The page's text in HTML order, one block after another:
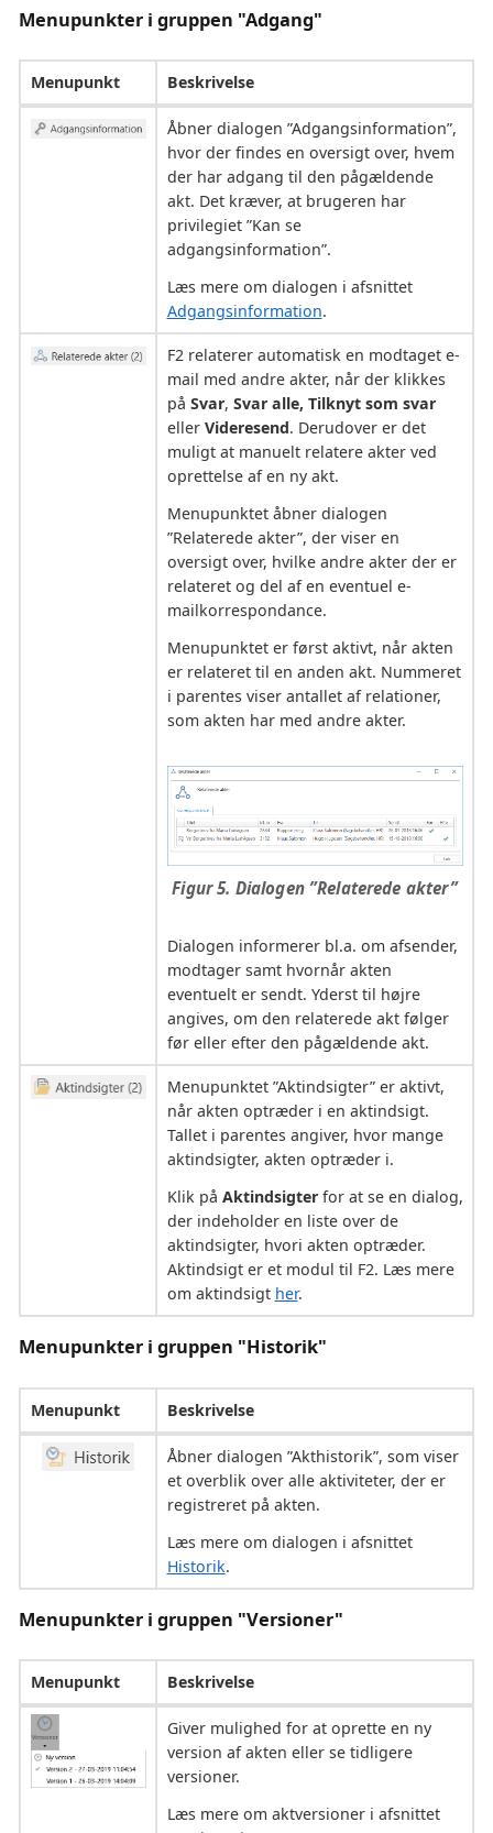
Menupunkter i gruppen "Adgang"
Menupunkt Beskrivelse
Åbner dialogen ”Adgangsinformation”,
hvor der findes en oversigt over, hvem
der har adgang til den pågældende
akt. Det kræver, at brugeren har
privilegiet ”Kan se
adgangsinformation”.
Læs mere om dialogen i afsnittet
Adgangsinformation.
F2 relaterer automatisk en modtaget e-
mail med andre akter, når der klikkes
på Svar, Svar alle, Tilknyt som svar
eller Videresend. Derudover er det
muligt at manuelt relatere akter ved
oprettelse af en ny akt.
Menupunktet åbner dialogen
”Relaterede akter”, der viser en
oversigt over, hvilke andre akter der er
relateret og del af en eventuel e-
mailkorrespondance.
Menupunktet er først aktivt, når akten
er relateret til en anden akt. Nummeret
i parentes viser antallet af relationer,
som akten har med andre akter.
Figur 5. Dialogen ”Relaterede akter”
Dialogen informerer bl.a. om afsender,
modtager samt hvornår akten
eventuelt er sendt. Yderst til højre
angives, om den relaterede akt følger
før eller efter den pågældende akt.
Menupunktet ”Aktindsigter” er aktivt,
når akten optræder i en aktindsigt.
Tallet i parentes angiver, hvor mange
aktindsigter, akten optræder i.
Klik på Aktindsigterfor at se en dialog,
der indeholder en liste over de
aktindsigter, hvori akten optræder.
Aktindsigt er et modul til F2. Læs mere
om aktindsigt her.
Menupunkter i gruppen "Historik"
Menupunkt Beskrivelse
Åbner dialogen ”Akthistorik”, som viser
et overblik over alle aktiviteter, der er
registreret på akten.
Læs mere om dialogen i afsnittet
Historik.
Menupunkter i gruppen "Versioner"
Menupunkt Beskrivelse
Giver mulighed for at oprette en ny
version af akten eller se tidligere
versioner.
Læs mere om aktversioner i afsnittet